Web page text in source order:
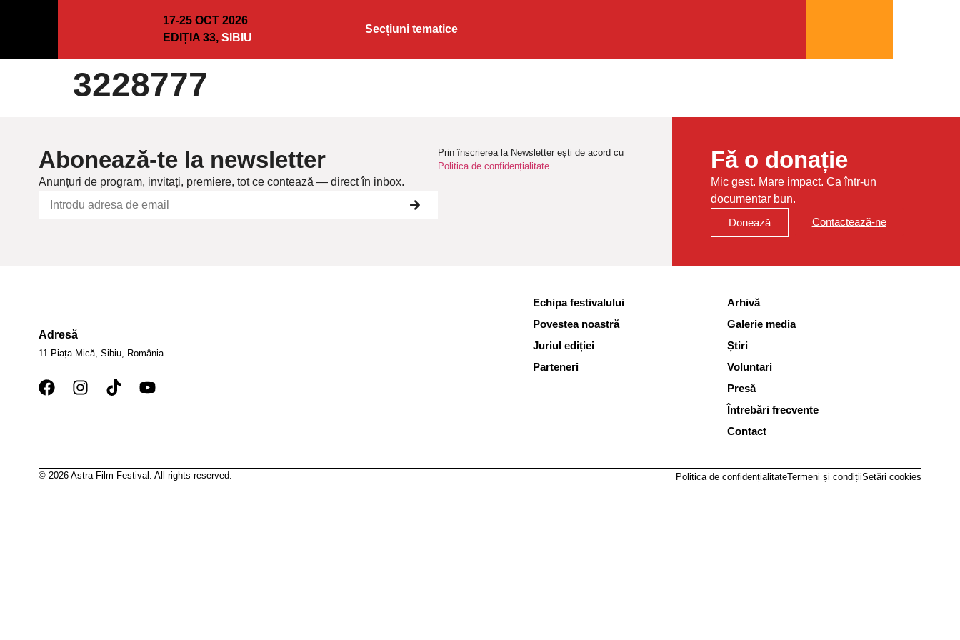
17-25 OCT 2026
EDIȚIA 33,SIBIU
Secțiuni tematice
3228777
Abonează-te la newsletter
Anunțuri de program, invitați, premiere, tot ce contează — direct în inbox.
Prin înscrierea la Newsletter ești de acord cu
Politica de confidențialitate.
Fă o donație
Mic gest. Mare impact. Ca într-un
documentar bun.
Donează
Contactează-ne
Adresă
11 Piața Mică, Sibiu, România
Echipa festivalului
Povestea noastră
Juriul ediției
Parteneri
Arhivă
Galerie media
Știri
Voluntari
Presă
Întrebări frecvente
Contact
© 2026 Astra Film Festival. All rights reserved. Politica de confidențialitateTermeni și condițiiSetări cookies